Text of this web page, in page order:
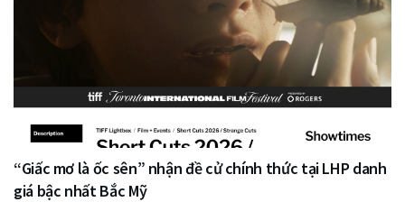
“Giấc mơ là ốc sên” nhận đề cử chính thức tại LHP danh
giá bậc nhất Bắc Mỹ